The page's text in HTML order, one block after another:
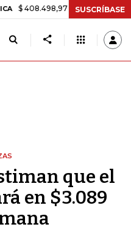
+$ 8.753,81 +2,19%
SUSCRÍBASE
que el
en $3.089